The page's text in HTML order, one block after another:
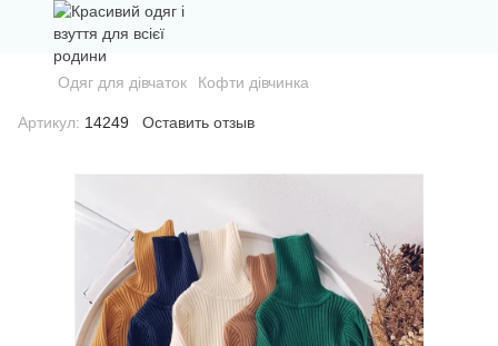
Одяг для дівчаток Кофти дівчинка
Артикул: 14249 Оставить отзыв